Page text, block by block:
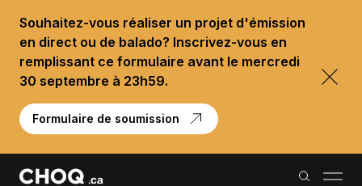
Souhaitez-vous réaliser un projet d'émission
en direct ou de balado? Inscrivez-vous en
remplissant ce formulaire avant le mercredi
30 septembre à 23h59.
Formulaire de soumission